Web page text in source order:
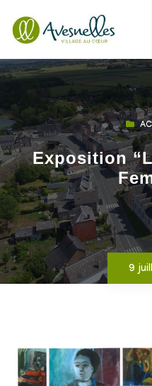
Exposition
9